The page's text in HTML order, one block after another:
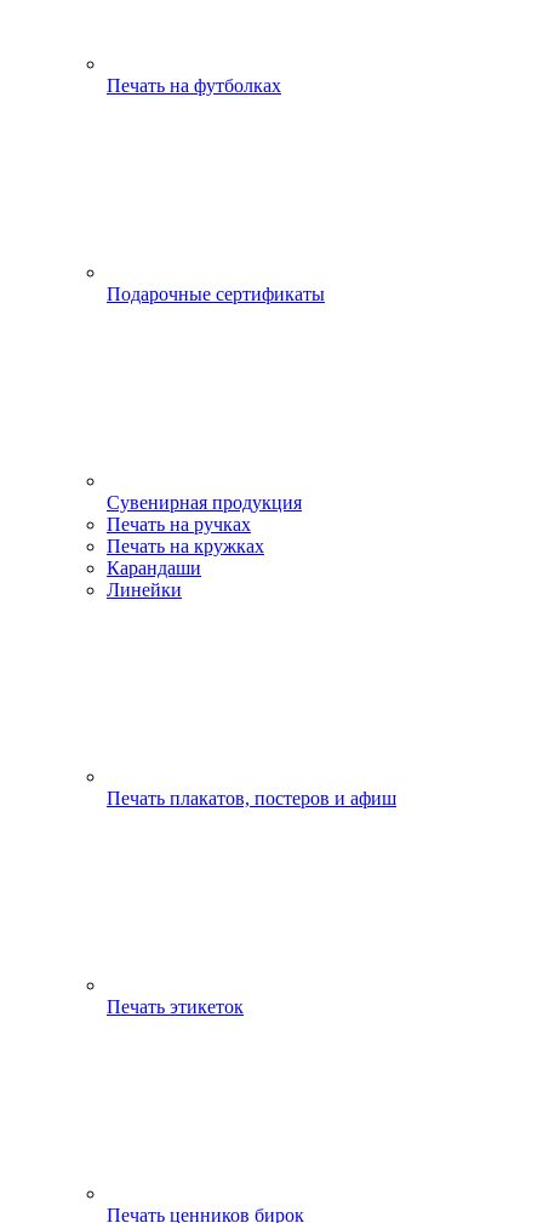
Печать на футболках
Подарочные сертификаты
Сувенирная продукция
Печать на ручках
Печать на кружках
Карандаши
Линейки
Печать плакатов, постеров и афиш
Печать этикеток
Печать ценников бирок